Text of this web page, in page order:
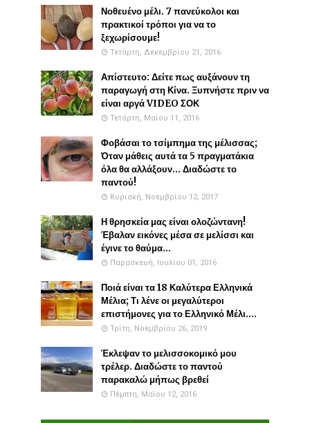
Νοθευένο μέλι. 7 πανεύκολοι και
πρακτικοί τρόποι για να το
ξεχωρίσουμε!
Τετάρτη, Δεκεμβρίου 21, 2016
Απίστευτο: Δείτε πως αυξάνουν τη
παραγωγή στη Κίνα. Ξυπνήστε πριν να
είναι αργά VIDEO ΣΟΚ
Τετάρτη, Μαΐου 11, 2016
Φοβάσαι το τσίμπημα της μέλισσας;
Όταν μάθεις αυτά τα 5 πραγματάκια
όλα θα αλλάξουν... Διαδώστε το
παντού!
Κυριακή, Νοεμβρίου 12, 2017
Η θρησκεία μας είναι ολοζώντανη!
Έβαλαν εικόνες μέσα σε μελίσσι και
έγινε το θαύμα...
Παρασκευή, Ιουλίου 01, 2016
Ποιά είναι τα 18 Καλύτερα Ελληνικά
Μέλια; Τι λένε οι μεγαλύτεροι
επιστήμονες για το Ελληνικό Μέλι....
Τρίτη, Νοεμβρίου 26, 2019
Έκλεψαν το μελισσοκομικό μου
τρέλερ. Διαδώστε το παντού
παρακαλώ μήπως βρεθεί
Πέμπτη, Μαΐου 12, 2016